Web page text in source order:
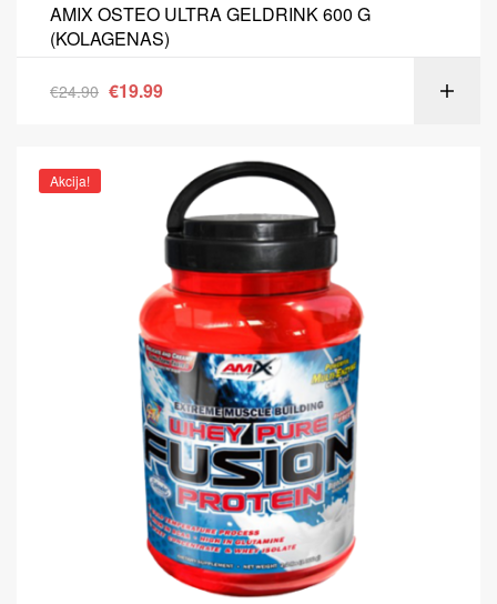
AMIX OSTEO ULTRA GELDRINK 600 G
(KOLAGENAS)
€24.90 €19.99
Akcija!